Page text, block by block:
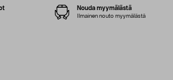
Nouda myymälästä
Ilmainen nouto myymälästä